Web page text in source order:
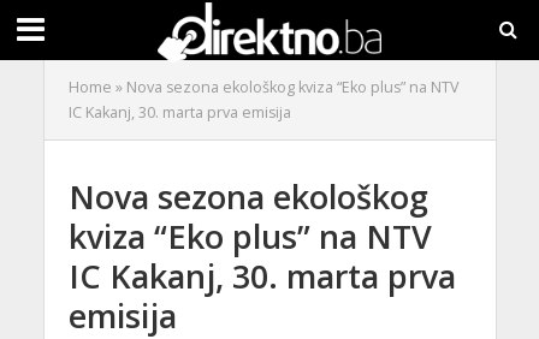
Home » Nova sezona ekološkog kviza “Eko plus” na NTV
IC Kakanj, 30. marta prva emisija
Nova sezona ekološkog
kviza “Eko plus” na NTV
IC Kakanj, 30. marta prva
emisija